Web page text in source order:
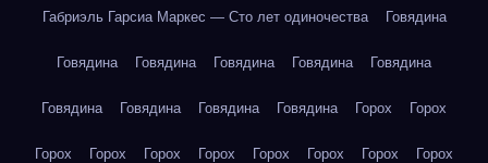
Габриэль Гарсиа Маркес — Сто лет одиночества Говядина
Говядина Говядина Говядина Говядина Говядина
Говядина Говядина Говядина Говядина Горох Горох
Горох Горох Горох Горох Горох Горох Горох Горох